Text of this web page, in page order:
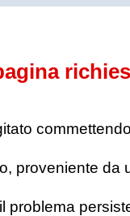
proveniente da
problema